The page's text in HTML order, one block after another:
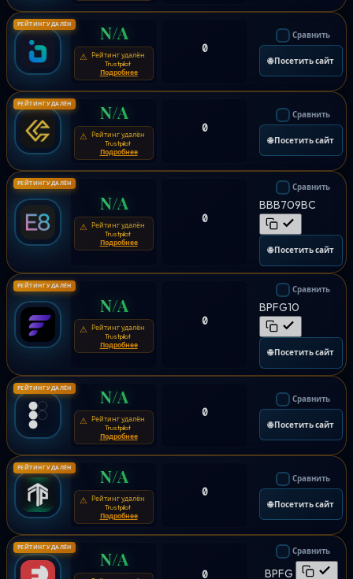
РЕЙТИНГ УДАЛЁН N/A
⚠ Рейтинг удалён
Trustpilot
Подробнее
0
Сравнить
🌐 Посетить сайт
РЕЙТИНГ УДАЛЁН N/A
⚠ Рейтинг удалён
Trustpilot
Подробнее
0
Сравнить
🌐 Посетить сайт
РЕЙТИНГ УДАЛЁН
N/A
⚠ Рейтинг удалён
Trustpilot
Подробнее
0
Сравнить
BBB709BC
🌐 Посетить сайт
РЕЙТИНГ УДАЛЁН
N/A
⚠ Рейтинг удалён
Trustpilot
Подробнее
0
Сравнить
BPFG10
🌐 Посетить сайт
РЕЙТИНГ УДАЛЁН N/A
⚠ Рейтинг удалён
Trustpilot
Подробнее
0
Сравнить
🌐 Посетить сайт
РЕЙТИНГ УДАЛЁН N/A
⚠ Рейтинг удалён
Trustpilot
Подробнее
0
Сравнить
🌐 Посетить сайт
РЕЙТИНГ УДАЛЁН
N/A
0
Сравнить
BPFG